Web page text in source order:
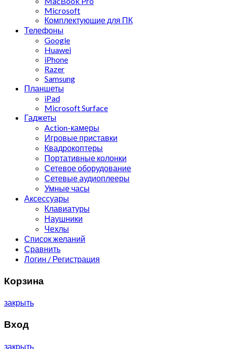
Microsoft
Комплектующие для ПК
Телефоны
Google
Huawei
iPhone
Razer
Samsung
Планшеты
iPad
Microsoft Surface
Гаджеты
Action-камеры
Игровые приставки
Квадрокоптеры
Портативные колонки
Сетевое оборудование
Сетевые аудиоплееры
Умные часы
Аксессуары
Клавиатуры
Наушники
Чехлы
Список желаний
Сравнить
Логин / Регистрация
Корзина
закрыть
Вход
закрыть